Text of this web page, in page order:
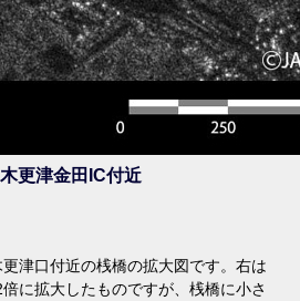
更津金田IC付近
津口付近の桟橋の拡大図です。右は
に拡大したものですが、桟橋に小さ